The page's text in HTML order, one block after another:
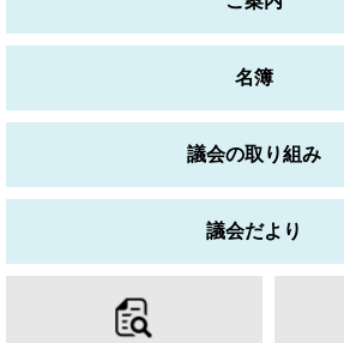
名簿
議会の取り組み
議会だより